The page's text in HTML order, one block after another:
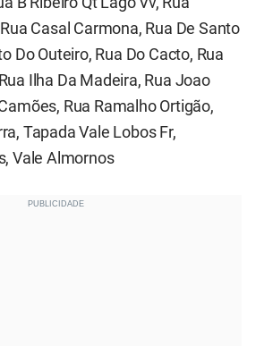
Casal Carmona, Rua De Santo
Do Outeiro, Rua Do Cacto, Rua
Ilha Da Madeira, Rua Joao
Rua Ramalho Ortigão,
Tapada Vale Lobos Fr,
Vale Almornos